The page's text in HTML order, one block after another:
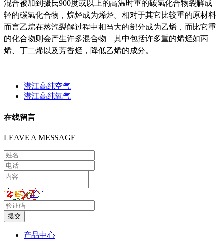
混合被加到摄氏900度或以上的高温时重的碳氢化合物裂解成
轻的碳氢化合物，烷烃成为烯烃。相对于其它比较重的原材料
而言乙烷在蒸汽裂解过程中相当大的部分成为乙烯，而比它重
的化合物则会产生许多混合物，其中包括许多重的烯烃如丙
烯、丁二烯以及芳香烃，降低乙烯的成分。
潜江高纯空气
潜江高纯氧气
在线留言
LEAVE A MESSAGE
产品中心